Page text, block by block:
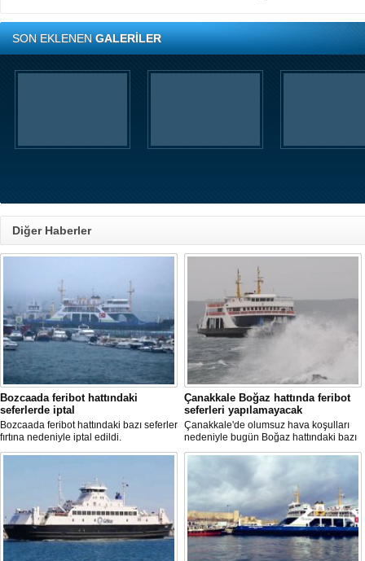
SON EKLENENGALERİLER
Diğer Haberler
Bozcaada feribot hattındaki
seferlerde iptal
Bozcaada feribot hattındaki bazı seferler
fırtına nedeniyle iptal edildi.
Çanakkale Boğaz hattında feribot
seferleri yapılamayacak
Çanakkale'de olumsuz hava koşulları
nedeniyle bugün Boğaz hattındaki bazı
feribot seferleri yapılamayacak.